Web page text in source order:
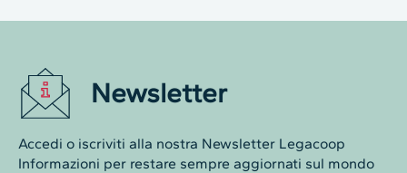
Newsletter
Accedi o iscriviti alla nostra Newsletter Legacoop
Informazioni per restare sempre aggiornati sul mondo